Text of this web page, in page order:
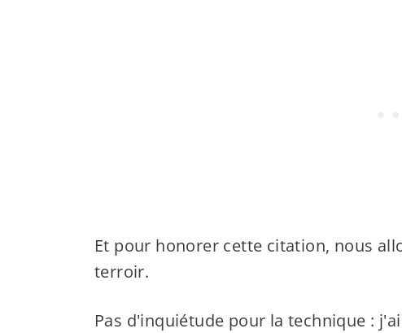
Et pour honorer cette citation, nous
terroir.
Pas d'inquiétude pour la technique :